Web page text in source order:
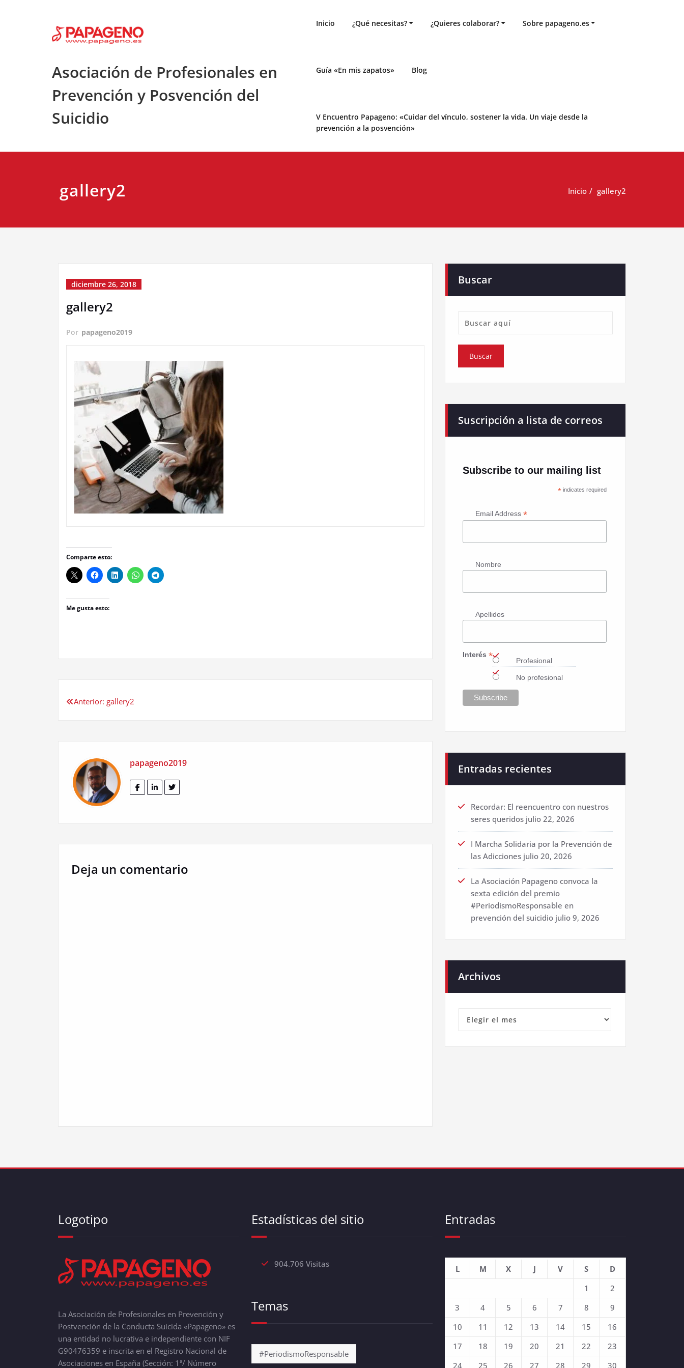
Asociación de Profesionales en
Prevención y Posvención del
Suicidio
Inicio ¿Qué necesitas? ¿Quieres colaborar? Sobre papageno.es
Guía «En mis zapatos» Blog
V Encuentro Papageno: «Cuidar del vínculo, sostener la vida. Un viaje desde la
prevención a la posvención»
gallery2 Inicio gallery2
diciembre 26, 2018
gallery2
Por papageno2019
Comparte esto:
Me gusta esto:
Navegación
entradas
Anterior: gallery2
papageno2019
Deja un comentario
Buscar
Suscripción a lista de correos
Subscribe to our mailing list
* indicates required
Email Address*
Nombre
Apellidos
Interés* Profesional
No profesional
Entradas recientes
Recordar: El reencuentro con nuestros
seres queridos julio 22, 2026
I Marcha Solidaria por la Prevención de
las Adicciones julio 20, 2026
La Asociación Papageno convoca la
sexta edición del premio
#PeriodismoResponsable en
prevención del suicidio julio 9, 2026
Archivos
Logotipo
La Asociación de Profesionales en Prevención y
Postvención de la Conducta Suicida «Papageno» es
una entidad no lucrativa e independiente con NIF
G90476359 e inscrita en el Registro Nacional de
Asociaciones en España (Sección: 1ª/ Número
Estadísticas del sitio
904.706 Visitas
Temas
#PeriodismoResponsable
Entradas
L M X J V S
D
1
2
3
4 5 6 7 8
9
10
11 12 13 14 15
16
17
18 19 20 21 22
23
24
25 26 27 28 29
30